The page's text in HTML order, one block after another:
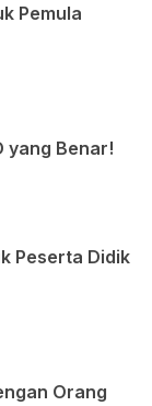
Pemula
yang Benar!
Peserta Didik
Orang